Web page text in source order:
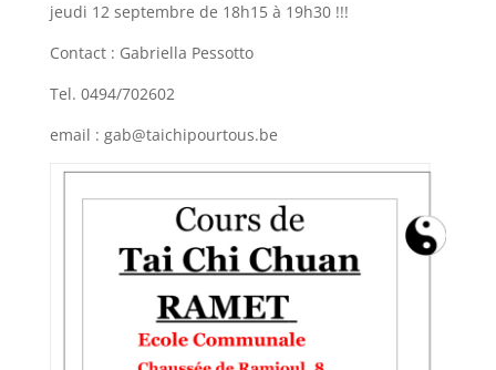
jeudi 12 septembre de 18h15 à 19h30 !!!
Contact : Gabriella Pessotto
Tel. 0494/702602
email : gab@taichipourtous.be